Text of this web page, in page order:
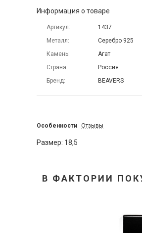
Информация о товаре
Артикул
1437
Металл
Серебро 925
Камень
Агат
Страна
Россия
Бренд
BEAVERS
Особенности Отзывы
Размер: 18,5
В ФАКТОРИИ